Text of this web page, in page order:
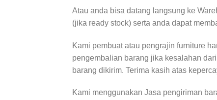
Atau anda bisa datang langsung ke
(jika ready stock) serta anda dapat
Kami pembuat atau pengrajin furniture
pengembalian barang jika kesalahan
barang dikirim. Terima kasih atas
Kami menggunakan Jasa pengiriman